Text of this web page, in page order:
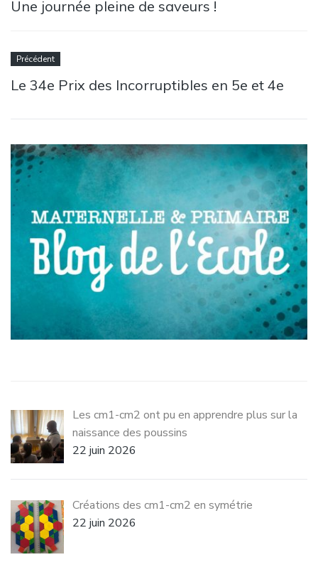
Une journée pleine de saveurs !
Précédent
Le 34e Prix des Incorruptibles en 5e et 4e
Les cm1-cm2 ont pu en apprendre plus sur la
naissance des poussins
22 juin 2026
Créations des cm1-cm2 en symétrie
22 juin 2026